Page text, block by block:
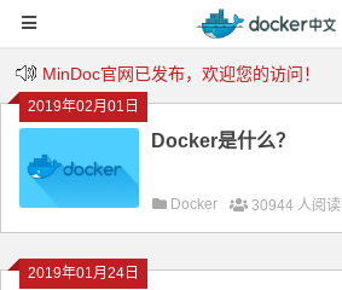
MinDoc官网已发布，欢迎您的访问！
欢迎来到Jenkins中文社区！
2019年02月01日
Docker是什么？
Docker 30944 人阅读
2019年01月24日